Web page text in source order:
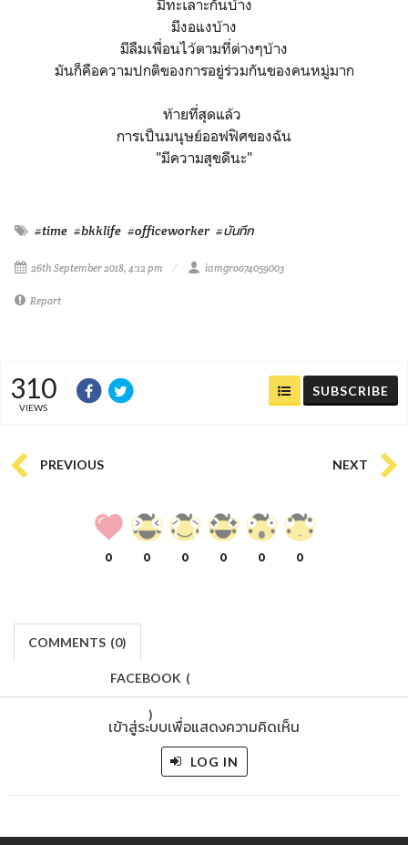
มีทะเลาะกันบ้าง
มีงอแงบ้าง
มีลืมเพื่อนไว้ตามที่ต่างๆบ้าง
มันก็คือความปกติของการอยู่ร่วมกันของคนหมู่มาก
ท้ายที่สุดแล้ว
การเป็นมนุษย์ออฟฟิศของฉัน
"มีความสุขดีนะ"
#time #bkklife #officeworker #บันทึก
26th September 2018, 4:12 pm iamgroo74059003
Report
310
VIEWS
SUBSCRIBE
PREVIOUS NEXT
0 0 0 0 0 0
COMMENTS (0)
FACEBOOK (
)
เข้าสู่ระบบเพื่อแสดงความคิดเห็น
LOG IN